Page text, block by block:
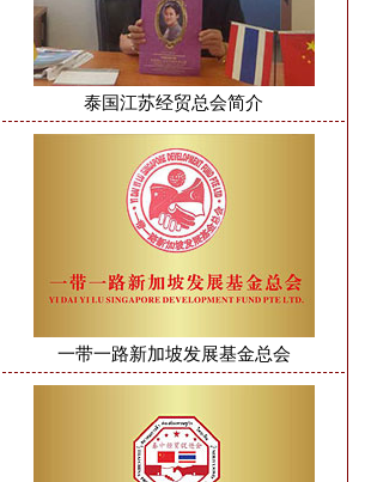
泰国江苏经贸总会简介
一带一路新加坡发展基金总会